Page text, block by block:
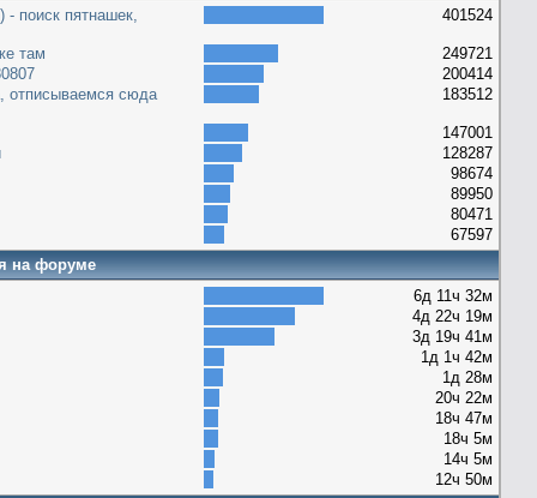
- поиск пятнашек,
401524
там
249721
200414
отписываемся сюда
183512
147001
128287
98674
89950
80471
67597
на форуме
6д 11ч 32м
4д 22ч 19м
3д 19ч 41м
1д 1ч 42м
1д 28м
20ч 22м
18ч 47м
18ч 5м
14ч 5м
12ч 50м